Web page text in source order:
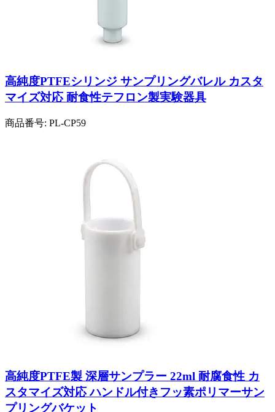
高純度PTFEシリンジ サンプリングバレル カスタ
マイズ対応 耐食性テフロン製実験器具
商品番号: PL-CP59
高純度PTFE製 深層サンプラー 22ml 耐腐食性 カ
スタマイズ対応 ハンドル付きフッ素ポリマーサン
プリングバケット